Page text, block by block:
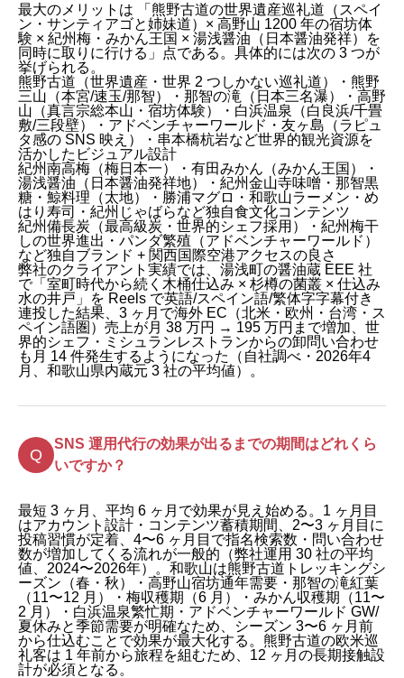
最大のメリットは 「熊野古道の世界遺産巡礼道（スペイ
ン・サンティアゴと姉妹道）× 高野山 1200 年の宿坊体
験 × 紀州梅・みかん王国 × 湯浅醤油（日本醤油発祥）を
同時に取りに行ける」点である。具体的には次の 3 つが
挙げられる。
熊野古道（世界遺産・世界 2 つしかない巡礼道）・熊野
三山（本宮/速玉/那智）・那智の滝（日本三名瀑）・高野
山（真言宗総本山・宿坊体験）・白浜温泉（白良浜/千畳
敷/三段壁）・アドベンチャーワールド・友ヶ島（ラピュ
タ感の SNS 映え）・串本橋杭岩など世界的観光資源を
活かしたビジュアル設計
紀州南高梅（梅日本一）・有田みかん（みかん王国）・
湯浅醤油（日本醤油発祥地）・紀州金山寺味噌・那智黒
糖・鯨料理（太地）・勝浦マグロ・和歌山ラーメン・め
はり寿司・紀州じゃばらなど独自食文化コンテンツ
紀州備長炭（最高級炭・世界的シェフ採用）・紀州梅干
しの世界進出・パンダ繁殖（アドベンチャーワールド）
など独自ブランド + 関西国際空港アクセスの良さ
弊社のクライアント実績では、湯浅町の醤油蔵 EEE 社
で「室町時代から続く木桶仕込み × 杉樽の菌叢 × 仕込み
水の井戸」を Reels で英語/スペイン語/繁体字字幕付き
連投した結果、3 ヶ月で海外 EC（北米・欧州・台湾・ス
ペイン語圏）売上が月 38 万円 → 195 万円まで増加、世
界的シェフ・ミシュランレストランからの卸問い合わせ
も月 14 件発生するようになった（自社調べ・2026年4
月、和歌山県内蔵元 3 社の平均値）。
SNS 運用代行の効果が出るまでの期間はどれくら
いですか？
最短 3 ヶ月、平均 6 ヶ月で効果が見え始める。1 ヶ月目
はアカウント設計・コンテンツ蓄積期間、2〜3 ヶ月目に
投稿習慣が定着、4〜6 ヶ月目で指名検索数・問い合わせ
数が増加してくる流れが一般的（弊社運用 30 社の平均
値、2024〜2026年）。和歌山は熊野古道トレッキングシ
ーズン（春・秋）・高野山宿坊通年需要・那智の滝紅葉
（11〜12 月）・梅収穫期（6 月）・みかん収穫期（11〜
2 月）・白浜温泉繁忙期・アドベンチャーワールド GW/
夏休みと季節需要が明確なため、シーズン 3〜6 ヶ月前
から仕込むことで効果が最大化する。熊野古道の欧米巡
礼客は 1 年前から旅程を組むため、12 ヶ月の長期接触設
計が必須となる。